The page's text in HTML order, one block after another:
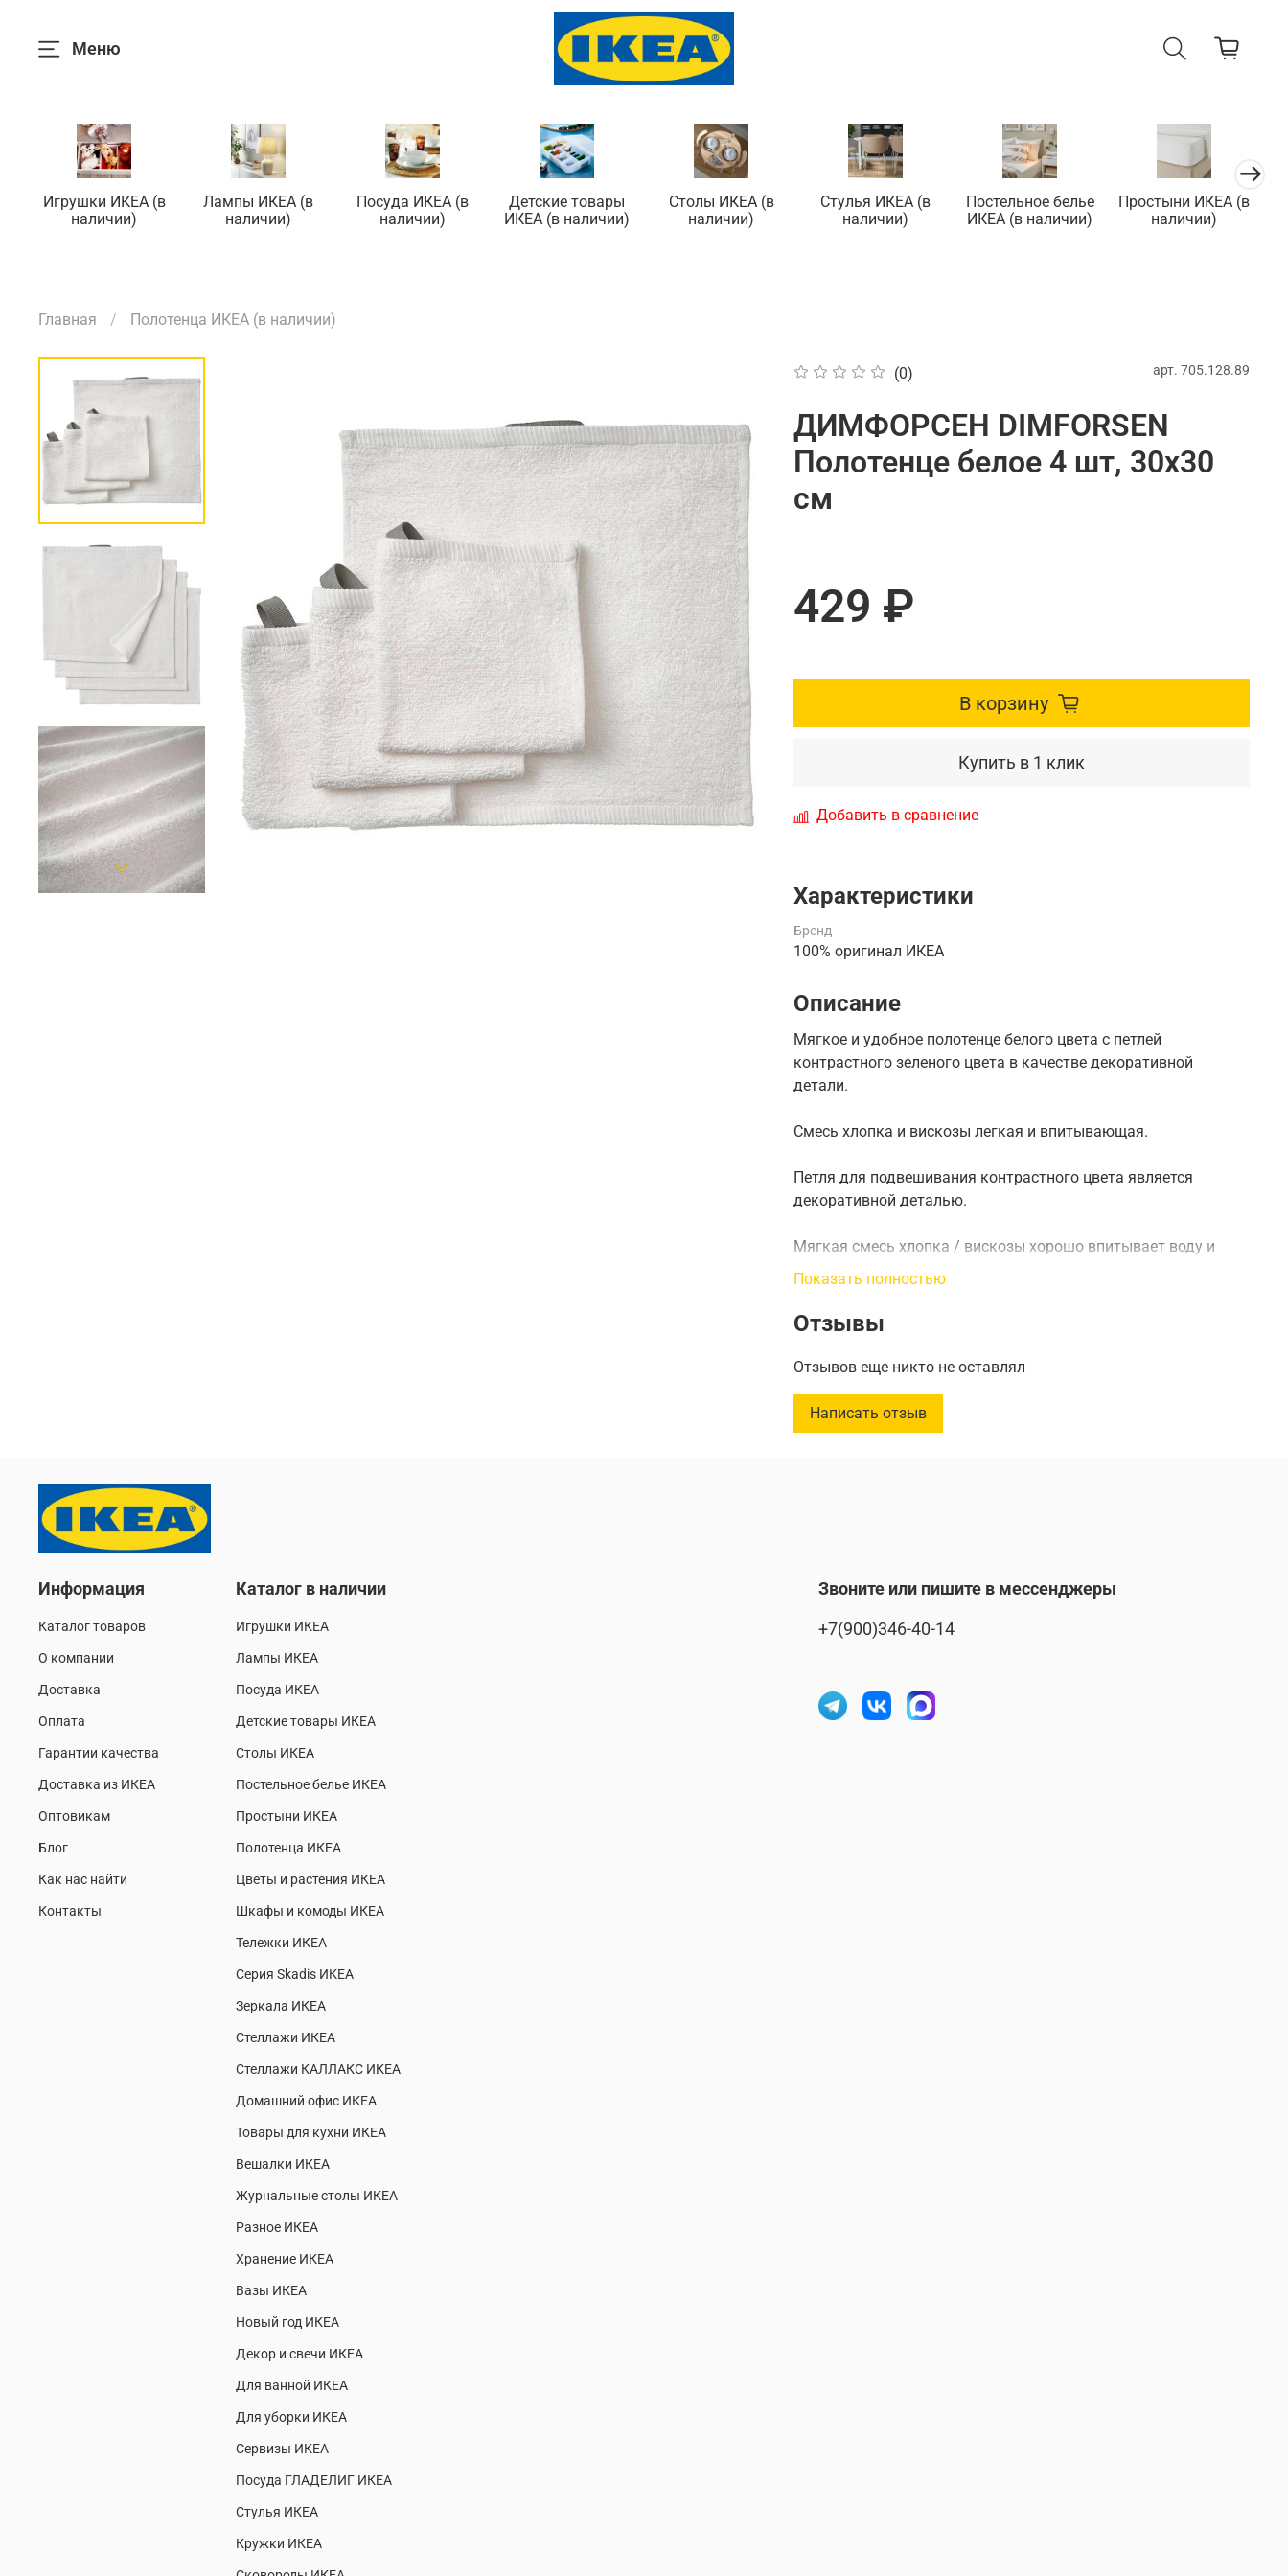
Меню
Игрушки ИКЕА (в
наличии)
Лампы ИКЕА (в
наличии)
Посуда ИКЕА (в
наличии)
Детские товары
ИКЕА (в наличии)
Столы ИКЕА (в
наличии)
Стулья ИКЕА (в
наличии)
Постельное белье
ИКЕА (в наличии)
Простыни ИКЕА (в
наличии)
Главная Полотенца ИКЕА (в наличии)
(0) арт. 705.128.89
ДИМФОРСЕН DIMFORSEN
Полотенце белое 4 шт, 30x30
см
429 ₽
В корзину
Купить в 1 клик
Добавить в сравнение
Характеристики
Бренд
100% оригинал ИКЕА
Описание
Мягкое и удобное полотенце белого цвета с петлей
контрастного зеленого цвета в качестве декоративной
детали.
Смесь хлопка и вискозы легкая и впитывающая.
Петля для подвешивания контрастного цвета является
декоративной деталью.
Мягкая смесь хлопка / вискозы хорошо впитывает воду и
сохнет быстрее, чем хлопок.
Длина: 30 см
Площадь: 0.09 m2
Количество в упаковке: 4 шт.
Показать полностью
Отзывы
Отзывов еще никто не оставлял
Написать отзыв
Информация
Каталог товаров
О компании
Доставка
Оплата
Гарантии качества
Доставка из ИКЕА
Оптовикам
Блог
Как нас найти
Контакты
Каталог в наличии
Игрушки ИКЕА
Лампы ИКЕА
Посуда ИКЕА
Детские товары ИКЕА
Столы ИКЕА
Постельное белье ИКЕА
Простыни ИКЕА
Полотенца ИКЕА
Цветы и растения ИКЕА
Шкафы и комоды ИКЕА
Тележки ИКЕА
Серия Skadis ИКЕА
Зеркала ИКЕА
Стеллажи ИКЕА
Стеллажи КАЛЛАКС ИКЕА
Домашний офис ИКЕА
Товары для кухни ИКЕА
Вешалки ИКЕА
Журнальные столы ИКЕА
Разное ИКЕА
Хранение ИКЕА
Вазы ИКЕА
Новый год ИКЕА
Декор и свечи ИКЕА
Для ванной ИКЕА
Для уборки ИКЕА
Сервизы ИКЕА
Посуда ГЛАДЕЛИГ ИКЕА
Стулья ИКЕА
Кружки ИКЕА
Звоните или пишите в мессенджеры
+7(900)346-40-14